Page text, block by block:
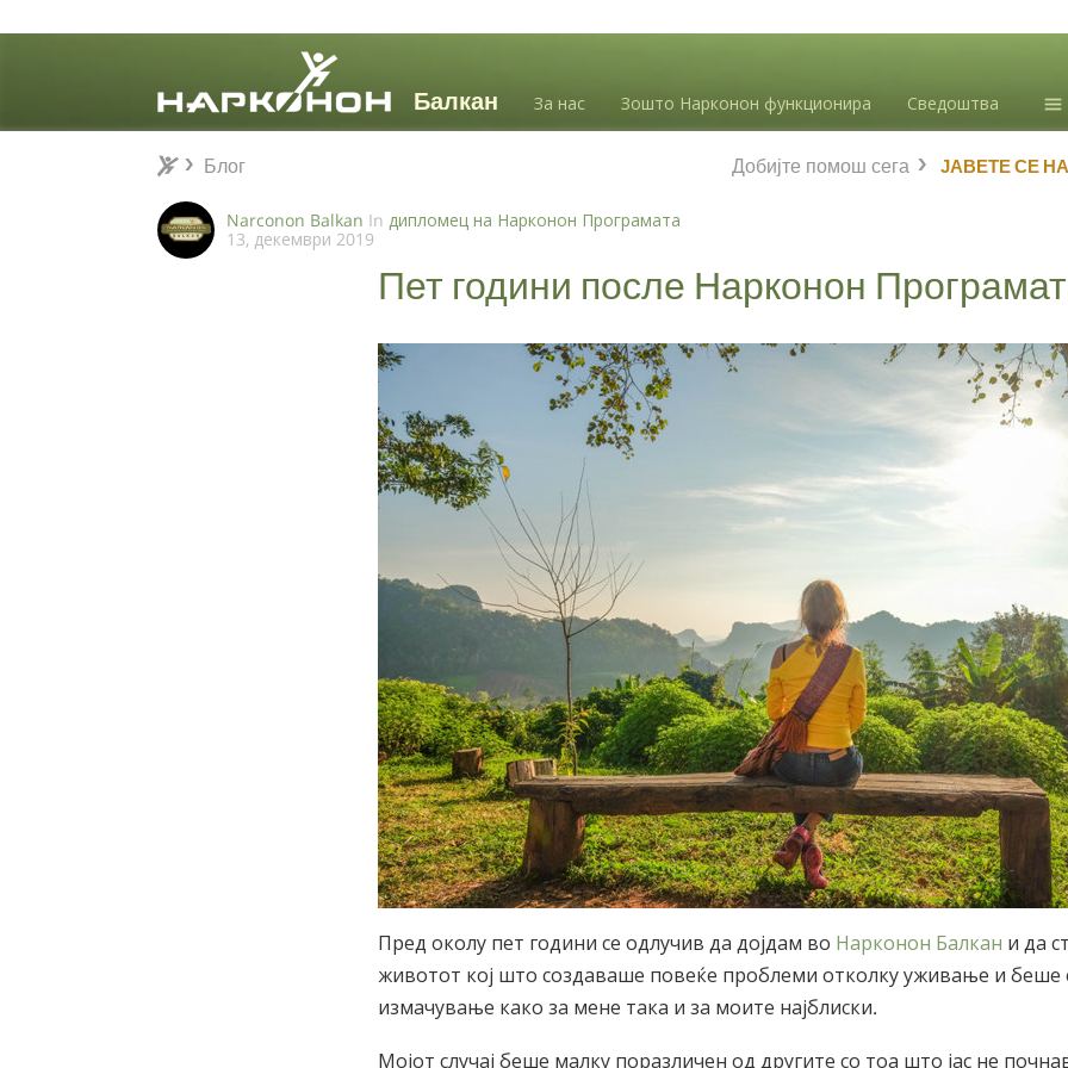
За нас Зошто Нарконон функционира Сведоштва
⨯ ЈАВЕТЕ СЕ НА
Добијте помош сега
Блог
Narconon Balkan In дипломец на Нарконон Програмата
13, декември 2019
Пет години после Нарконон
Пред околу пет години се одлучив да дојдам во Нарконон Балкан и да
животот кој што создаваше повеќе проблеми отколку уживање и беше
измачување како за мене така и за моите најблиски.
Мојот случај беше малку поразличен од другите со тоа што јас не
Блог